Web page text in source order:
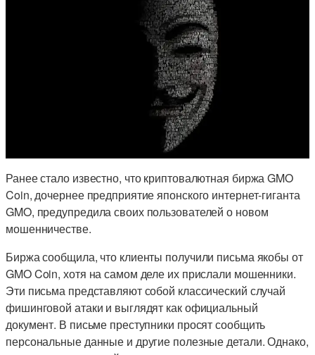
Ранее стало известно, что криптовалютная биржа GMO
Coin, дочернее предприятие японского интернет-гиганта
GMO, предупредила своих пользователей о новом
мошенничестве.
Биржа сообщила, что клиенты получили письма якобы от
GMO Coin, хотя на самом деле их прислали мошенники.
Эти письма представляют собой классический случай
фишинговой атаки и выглядят как официальный
документ. В письме преступники просят сообщить
персональные данные и другие полезные детали. Однако,